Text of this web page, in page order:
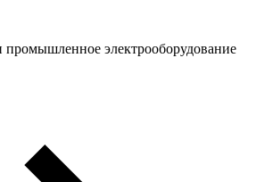
промышленное электрооборудование